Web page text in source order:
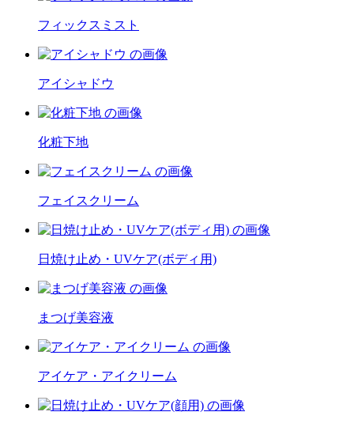
フィックスミスト
アイシャドウ
化粧下地
フェイスクリーム
日焼け止め・UVケア(ボディ用)
まつげ美容液
アイケア・アイクリーム